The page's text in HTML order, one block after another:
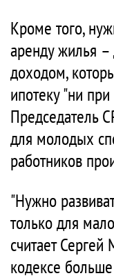
Кроме того,
аренду жилья
доходом,
ипотеку "ни при
Председатель
для молодых
работников
"Нужно
только для
считает
кодексе